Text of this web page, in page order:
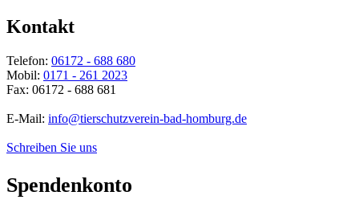
Kontakt
Telefon: 06172 - 688 680
Mobil: 0171 - 261 2023
Fax: 06172 - 688 681
E-Mail: info@tierschutzverein-bad-homburg.de
Schreiben Sie uns
Spendenkonto